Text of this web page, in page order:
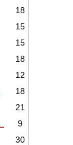
18
15
15
18
12
18
21
9
30